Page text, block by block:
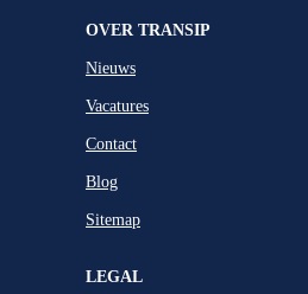
OVER TRANSIP
Nieuws
Vacatures
Contact
Blog
Sitemap
LEGAL